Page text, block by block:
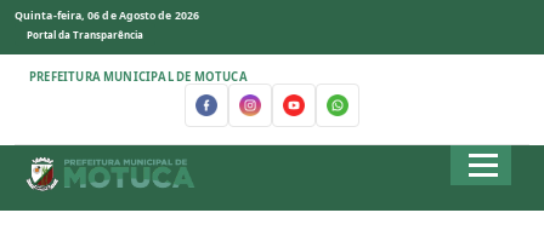
Quinta-feira, 06 de Agosto de 2026
Portal da Transparência
PREFEITURA MUNICIPAL DE MOTUCA